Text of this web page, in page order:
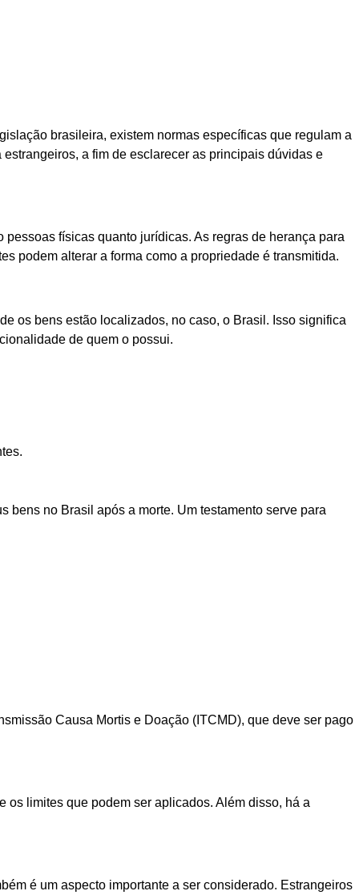
brasileira, existem normas específicas que regulam a
a fim de esclarecer as principais dúvidas e
físicas quanto jurídicas. As regras de herança para
podem alterar a forma como a propriedade é transmitida.
os bens estão localizados, no caso, o Brasil. Isso significa
de quem o possui.
bens no Brasil após a morte. Um testamento serve para
Causa Mortis e Doação (ITCMD), que deve ser pago
limites que podem ser aplicados. Além disso, há a
é um aspecto importante a ser considerado. Estrangeiros